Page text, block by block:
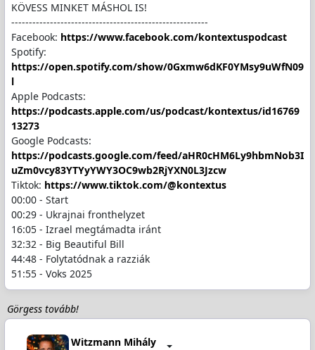
KÖVESS MINKET MÁSHOL IS!
--------------------------------------------------------
Facebook: https://www.facebook.com/kontextuspodcast
Spotify:
https://open.spotify.com/show/0Gxmw6dKF0YMsy9uWfN09
l
Apple Podcasts:
https://podcasts.apple.com/us/podcast/kontextus/id16769
13273
Google Podcasts:
https://podcasts.google.com/feed/aHR0cHM6Ly9hbmNob3I
uZm0vcy83YTYyYWY3OC9wb2RjYXN0L3Jzcw
Tiktok: https://www.tiktok.com/@kontextus
00:00 - Start
00:29 - Ukrajnai fronthelyzet
16:05 - Izrael megtámadta iránt
32:32 - Big Beautiful Bill
44:48 - Folytatódnak a razziák
51:55 - Voks 2025
Görgess tovább!
Witzmann Mihály